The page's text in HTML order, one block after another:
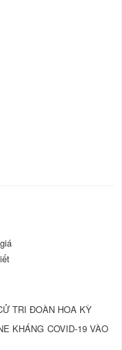
TRI ĐOÀN HOA KỲ
KHÁNG COVID-19 VÀO